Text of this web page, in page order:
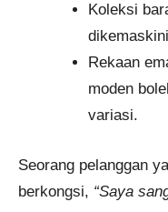
Koleksi
Rekaan
moden
variasi.
Seorang pelanggan
berkongsi, “Saya